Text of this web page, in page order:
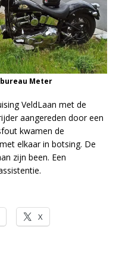
Meter
VeldLaan met de
aangereden door een
kwamen de
elkaar in botsing. De
zijn been. Een
X